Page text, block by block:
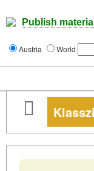
Publish
Austria World